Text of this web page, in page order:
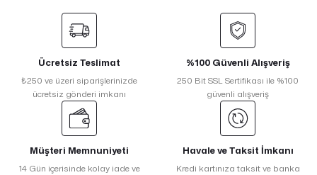
Ücretsiz Teslimat
₺250 ve üzeri siparişlerinizde
ücretsiz gönderi imkanı
%100 Güvenli Alışveriş
250 Bit SSL Sertifikası ile %100
güvenli alışveriş
Müşteri Memnuniyeti
14 Gün içerisinde kolay iade ve
Havale ve Taksit İmkanı
Kredi kartınıza taksit ve banka